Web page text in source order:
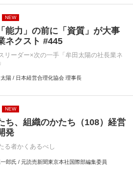
NEW
能力」の前に「資質」が大事
ネクスト #445
リーダー×次の一手「牟田太陽の社長業ネ
陽 / 日本経営合理化協会 理事長
NEW
ち、組織のかたち（108）経営
発
る者かくあるべし
郎氏 / 元読売新聞東京本社国際部編集委員